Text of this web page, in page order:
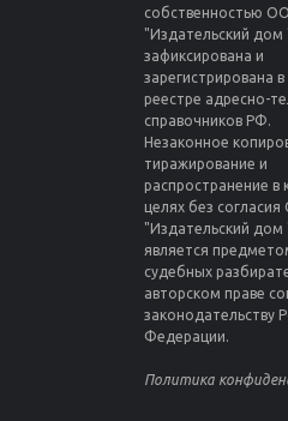
собственностью
"Издательский дом
зафиксирована и
зарегистрирована
реестре адресно-
справочников РФ.
Незаконное
тиражирование и
распространение в
целях без
"Издательский дом
является
судебных
авторском праве
законодательству
Федерации.
Политика